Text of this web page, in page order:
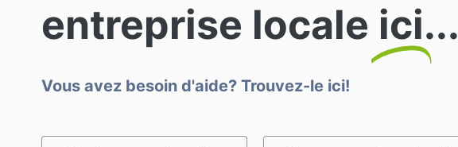
entreprise locale ici...
Vous avez besoin d'aide? Trouvez-le ici!